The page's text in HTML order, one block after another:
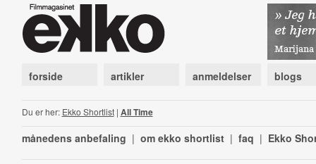
forside artikler anmeldelser blogs
Du er her: Ekko Shortlist| All Time
månedens anbefaling | om ekko shortlist | faq | Ekko